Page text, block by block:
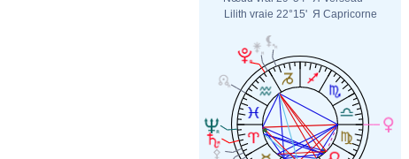
Lilith vraie 22°15' Я Capricorne